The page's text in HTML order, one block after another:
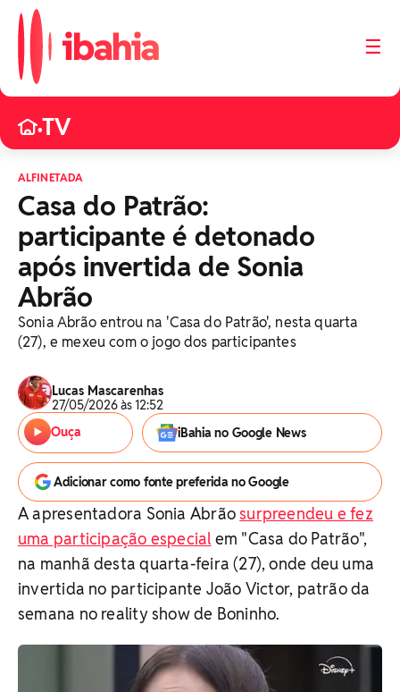
☰
•TV
ALFINETADA
Casa do Patrão:
participante é detonado
após invertida de Sonia
Abrão
Sonia Abrão entrou na 'Casa do Patrão', nesta quarta
(27), e mexeu com o jogo dos participantes
Lucas Mascarenhas
27/05/2026 às 12:52
Ouça
iBahia no Google News
Adicionar como fonte preferida no Google
A apresentadora Sonia Abrãosurpreendeu e fez
uma participação especial em "Casa do Patrão",
na manhã desta quarta-feira (27), onde deu uma
invertida no participante João Victor, patrão da
semana no reality show de Boninho.